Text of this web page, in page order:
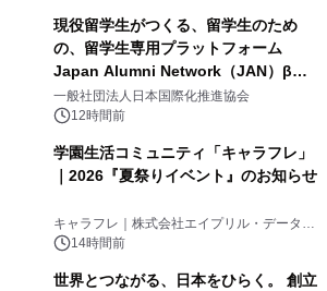
現役留学生がつくる、留学生のため
の、留学生専用プラットフォーム
Japan Alumni Network（JAN）β版
をリリース
一般社団法人日本国際化推進協会
12時間前
学園生活コミュニティ「キャラフレ」
｜2026『夏祭りイベント』のお知らせ
キャラフレ｜株式会社エイプリル・データ・
デザインズ
14時間前
世界とつながる、日本をひらく。 創立